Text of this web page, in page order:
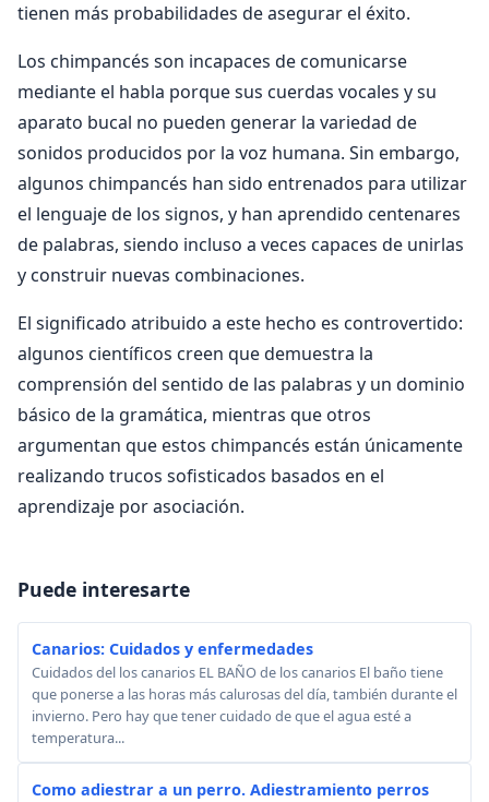
tienen más probabilidades de asegurar el éxito.
Los chimpancés son incapaces de comunicarse
mediante el habla porque sus cuerdas vocales y su
aparato bucal no pueden generar la variedad de
sonidos producidos por la voz humana. Sin embargo,
algunos chimpancés han sido entrenados para utilizar
el lenguaje de los signos, y han aprendido centenares
de palabras, siendo incluso a veces capaces de unirlas
y construir nuevas combinaciones.
El significado atribuido a este hecho es controvertido:
algunos científicos creen que demuestra la
comprensión del sentido de las palabras y un dominio
básico de la gramática, mientras que otros
argumentan que estos chimpancés están únicamente
realizando trucos sofisticados basados en el
aprendizaje por asociación.
Puede interesarte
Canarios: Cuidados y enfermedades
Cuidados del los canarios EL BAÑO de los canarios El baño tiene
que ponerse a las horas más calurosas del día, también durante el
invierno. Pero hay que tener cuidado de que el agua esté a
temperatura...
Como adiestrar a un perro. Adiestramiento perros